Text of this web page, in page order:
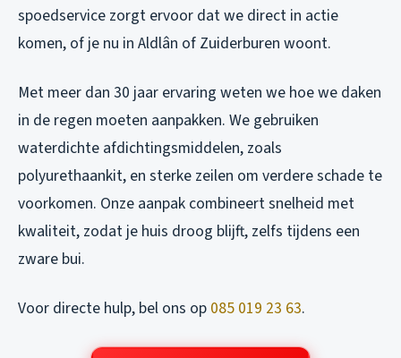
spoedservice zorgt ervoor dat we direct in actie
komen, of je nu in Aldlân of Zuiderburen woont.
Met meer dan 30 jaar ervaring weten we hoe we daken
in de regen moeten aanpakken. We gebruiken
waterdichte afdichtingsmiddelen, zoals
polyurethaankit, en sterke zeilen om verdere schade te
voorkomen. Onze aanpak combineert snelheid met
kwaliteit, zodat je huis droog blijft, zelfs tijdens een
zware bui.
Voor directe hulp, bel ons op 085 019 23 63.